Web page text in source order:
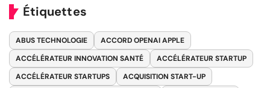
Étiquettes
ABUS TECHNOLOGIE
ACCORD OPENAI APPLE
ACCÉLÉRATEUR INNOVATION SANTÉ
ACCÉLÉRATEUR STARTUP
ACCÉLÉRATEUR STARTUPS
ACQUISITION START-UP